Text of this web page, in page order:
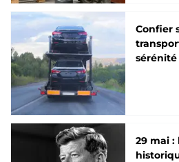
Confier
sérénité
29 mai :